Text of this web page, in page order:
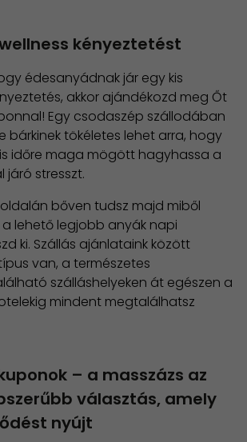
kényeztetést
édesanyádnak jár egy kis
akkor ajándékozd meg Őt
Egy csodaszép szállodában
bárkinek tökéletes lehet arra, hogy
időre maga mögött hagyhassa a
járó stresszt.
bőven tudsz majd miből
lehető legjobb anyák napi
ki. Szállás ajánlataink között
van, a természetes
szálláshelyeken át egészen a
mindent megtalálhatsz
– a masszázs az
választás, amely
nyújt